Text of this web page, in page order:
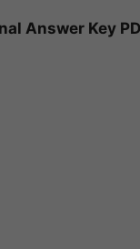
Key PDF में